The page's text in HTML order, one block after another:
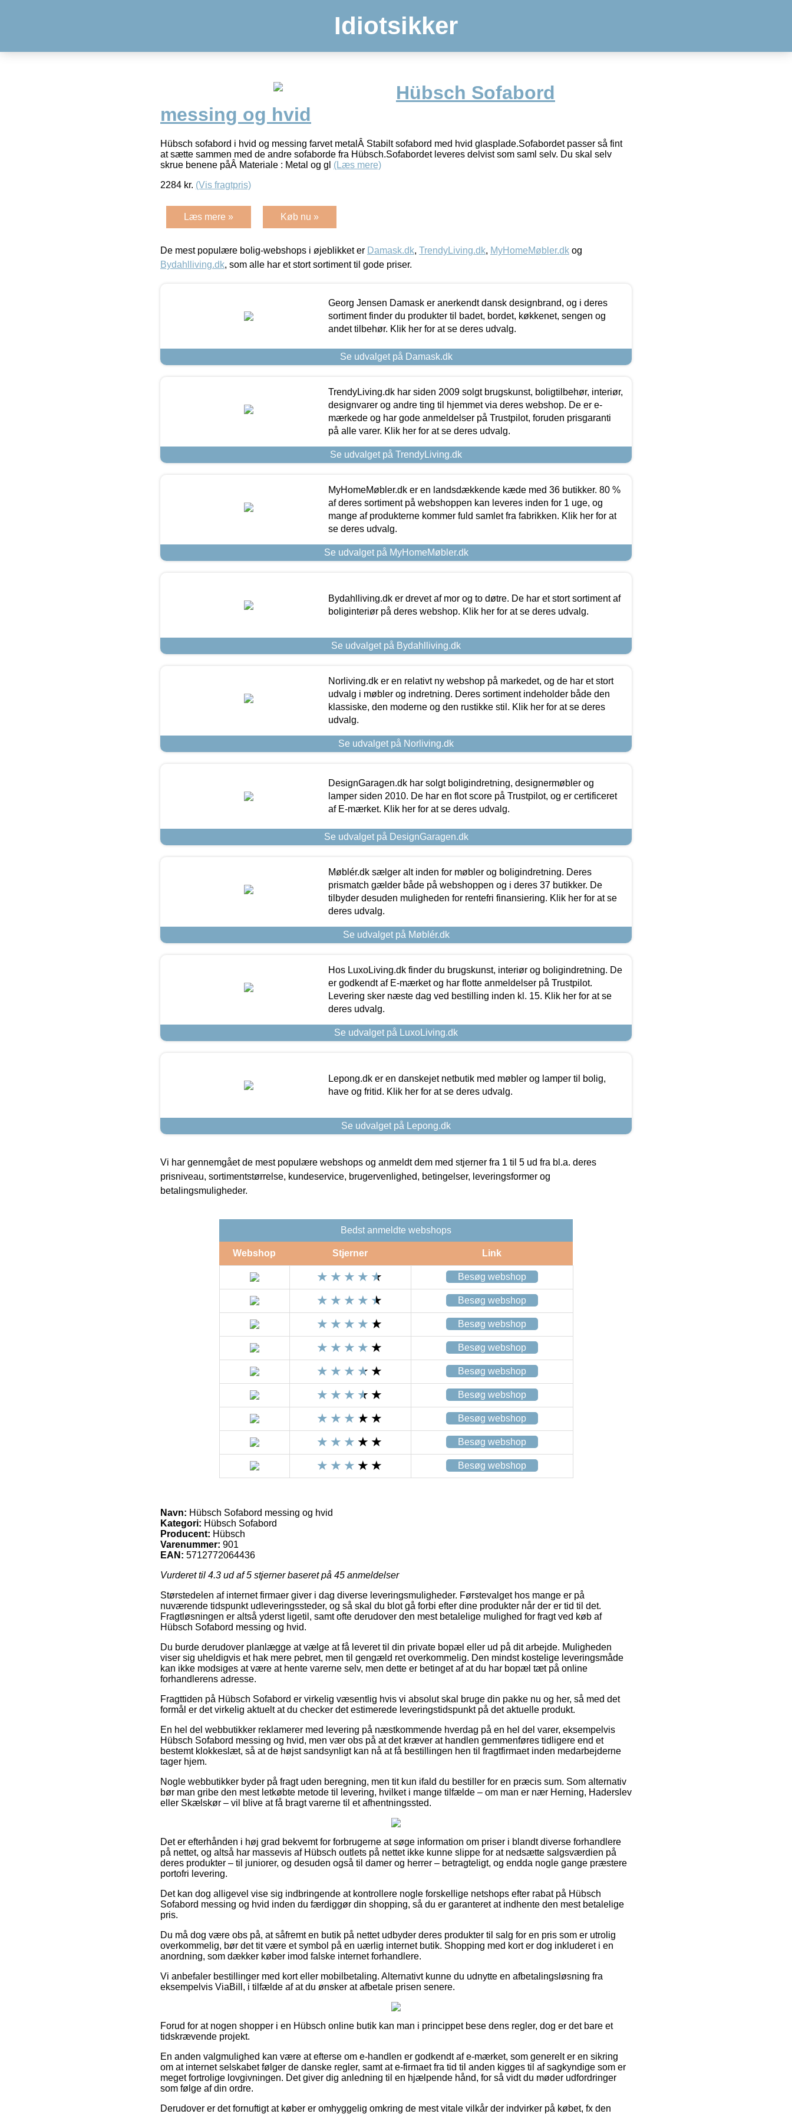
Idiotsikker
Hübsch Sofabord
messing og hvid
Hübsch sofabord i hvid og messing farvet metalÂ Stabilt sofabord med hvid glasplade.Sofabordet passer så fint
at sætte sammen med de andre sofaborde fra Hübsch.Sofabordet leveres delvist som saml selv. Du skal selv
skrue benene påÂ Materiale : Metal og gl (Læs mere)
2284 kr. (Vis fragtpris)
Læs mere » Køb nu »
De mest populære bolig-webshops i øjeblikket er Damask.dk, TrendyLiving.dk, MyHomeMøbler.dk og
Bydahlliving.dk, som alle har et stort sortiment til gode priser.
Georg Jensen Damask er anerkendt dansk designbrand, og i deres
sortiment finder du produkter til badet, bordet, køkkenet, sengen og
andet tilbehør. Klik her for at se deres udvalg.
Se udvalget på Damask.dk
TrendyLiving.dk har siden 2009 solgt brugskunst, boligtilbehør, interiør,
designvarer og andre ting til hjemmet via deres webshop. De er e-
mærkede og har gode anmeldelser på Trustpilot, foruden prisgaranti
på alle varer. Klik her for at se deres udvalg.
Se udvalget på TrendyLiving.dk
MyHomeMøbler.dk er en landsdækkende kæde med 36 butikker. 80 %
af deres sortiment på webshoppen kan leveres inden for 1 uge, og
mange af produkterne kommer fuld samlet fra fabrikken. Klik her for at
se deres udvalg.
Se udvalget på MyHomeMøbler.dk
Bydahlliving.dk er drevet af mor og to døtre. De har et stort sortiment af
boliginteriør på deres webshop. Klik her for at se deres udvalg.
Se udvalget på Bydahlliving.dk
Norliving.dk er en relativt ny webshop på markedet, og de har et stort
udvalg i møbler og indretning. Deres sortiment indeholder både den
klassiske, den moderne og den rustikke stil. Klik her for at se deres
udvalg.
Se udvalget på Norliving.dk
DesignGaragen.dk har solgt boligindretning, designermøbler og
lamper siden 2010. De har en flot score på Trustpilot, og er certificeret
af E-mærket. Klik her for at se deres udvalg.
Se udvalget på DesignGaragen.dk
Møblér.dk sælger alt inden for møbler og boligindretning. Deres
prismatch gælder både på webshoppen og i deres 37 butikker. De
tilbyder desuden muligheden for rentefri finansiering. Klik her for at se
deres udvalg.
Se udvalget på Møblér.dk
Hos LuxoLiving.dk finder du brugskunst, interiør og boligindretning. De
er godkendt af E-mærket og har flotte anmeldelser på Trustpilot.
Levering sker næste dag ved bestilling inden kl. 15. Klik her for at se
deres udvalg.
Se udvalget på LuxoLiving.dk
Lepong.dk er en danskejet netbutik med møbler og lamper til bolig,
have og fritid. Klik her for at se deres udvalg.
Se udvalget på Lepong.dk
Vi har gennemgået de mest populære webshops og anmeldt dem med stjerner fra 1 til 5 ud fra bl.a. deres
prisniveau, sortimentstørrelse, kundeservice, brugervenlighed, betingelser, leveringsformer og
betalingsmuligheder.
Bedst anmeldte webshops
Webshop Stjerner Link
Besøg webshop
Besøg webshop
Besøg webshop
Besøg webshop
Besøg webshop
Besøg webshop
Besøg webshop
Besøg webshop
Besøg webshop
Navn: Hübsch Sofabord messing og hvid
Kategori: Hübsch Sofabord
Producent: Hübsch
Varenummer: 901
EAN: 5712772064436
Vurderet til 4.3 ud af 5 stjerner baseret på 45 anmeldelser
Størstedelen af internet firmaer giver i dag diverse leveringsmuligheder. Førstevalget hos mange er på
nuværende tidspunkt udleveringssteder, og så skal du blot gå forbi efter dine produkter når der er tid til det.
Fragtløsningen er altså yderst ligetil, samt ofte derudover den mest betalelige mulighed for fragt ved køb af
Hübsch Sofabord messing og hvid.
Du burde derudover planlægge at vælge at få leveret til din private bopæl eller ud på dit arbejde. Muligheden
viser sig uheldigvis et hak mere pebret, men til gengæld ret overkommelig. Den mindst kostelige leveringsmåde
kan ikke modsiges at være at hente varerne selv, men dette er betinget af at du har bopæl tæt på online
forhandlerens adresse.
Fragttiden på Hübsch Sofabord er virkelig væsentlig hvis vi absolut skal bruge din pakke nu og her, så med det
formål er det virkelig aktuelt at du checker det estimerede leveringstidspunkt på det aktuelle produkt.
En hel del webbutikker reklamerer med levering på næstkommende hverdag på en hel del varer, eksempelvis
Hübsch Sofabord messing og hvid, men vær obs på at det kræver at handlen gemmenføres tidligere end et
bestemt klokkeslæt, så at de højst sandsynligt kan nå at få bestillingen hen til fragtfirmaet inden medarbejderne
tager hjem.
Nogle webbutikker byder på fragt uden beregning, men tit kun ifald du bestiller for en præcis sum. Som alternativ
bør man gribe den mest letkøbte metode til levering, hvilket i mange tilfælde – om man er nær Herning, Haderslev
eller Skælskør – vil blive at få bragt varerne til et afhentningssted.
Det er efterhånden i høj grad bekvemt for forbrugerne at søge information om priser i blandt diverse forhandlere
på nettet, og altså har massevis af Hübsch outlets på nettet ikke kunne slippe for at nedsætte salgsværdien på
deres produkter – til juniorer, og desuden også til damer og herrer – betragteligt, og endda nogle gange præstere
portofri levering.
Det kan dog alligevel vise sig indbringende at kontrollere nogle forskellige netshops efter rabat på Hübsch
Sofabord messing og hvid inden du færdiggør din shopping, så du er garanteret at indhente den mest betalelige
pris.
Du må dog være obs på, at såfremt en butik på nettet udbyder deres produkter til salg for en pris som er utrolig
overkommelig, bør det tit være et symbol på en uærlig internet butik. Shopping med kort er dog inkluderet i en
anordning, som dækker køber imod falske internet forhandlere.
Vi anbefaler bestillinger med kort eller mobilbetaling. Alternativt kunne du udnytte en afbetalingsløsning fra
eksempelvis ViaBill, i tilfælde af at du ønsker at afbetale prisen senere.
Forud for at nogen shopper i en Hübsch online butik kan man i princippet bese dens regler, dog er det bare et
tidskrævende projekt.
En anden valgmulighed kan være at efterse om e-handlen er godkendt af e-mærket, som generelt er en sikring
om at internet selskabet følger de danske regler, samt at e-firmaet fra tid til anden kigges til af sagkyndige som er
meget fortrolige lovgivningen. Det giver dig anledning til en hjælpende hånd, for så vidt du møder udfordringer
som følge af din ordre.
Derudover er det fornuftigt at køber er omhyggelig omkring de mest vitale vilkår der indvirker på købet, fx den